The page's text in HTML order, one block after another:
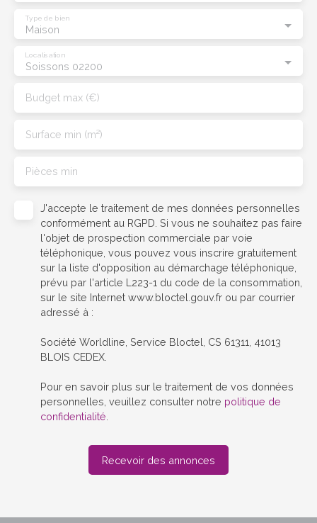
Maison
Type de bien
Soissons 02200
Localisation
Budget max (€)
Surface min (m²)
Pièces min
J'accepte le traitement de mes données personnelles
conformément au RGPD. Si vous ne souhaitez pas faire
l'objet de prospection commerciale par voie
téléphonique, vous pouvez vous inscrire gratuitement
sur la liste d'opposition au démarchage téléphonique,
prévu par l'article L223-1 du code de la consommation,
sur le site Internet www.bloctel.gouv.fr ou par courrier
adressé à :
Société Worldline, Service Bloctel, CS 61311, 41013
BLOIS CEDEX.
Pour en savoir plus sur le traitement de vos données
personnelles, veuillez consulter notre politique de
confidentialité.
Recevoir des annonces